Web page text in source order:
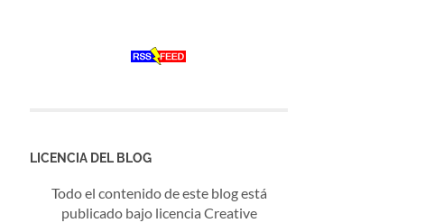
LICENCIA DEL BLOG
Todo el contenido de este blog está
publicado bajo licencia Creative